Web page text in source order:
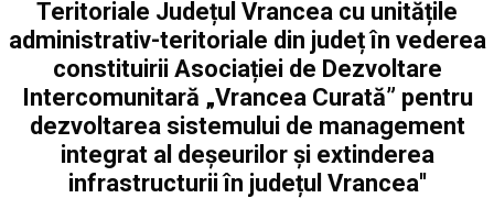
Teritoriale Județul Vrancea cu unitățile
administrativ-teritoriale din județ în vederea
constituirii Asociației de Dezvoltare
Intercomunitară „Vrancea Curată” pentru
dezvoltarea sistemului de management
integrat al deșeurilor și extinderea
infrastructurii în județul Vrancea''